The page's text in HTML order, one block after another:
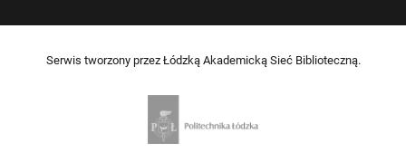
Serwis tworzony przez Łódzką Akademicką Sieć Biblioteczną.